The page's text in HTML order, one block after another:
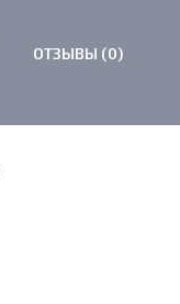
ОТЗЫВЫ (0)